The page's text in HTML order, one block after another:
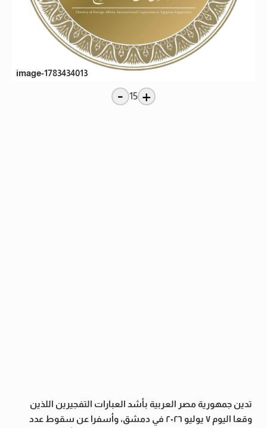
image-1783434013
+
15
-
تدين جمهورية مصر العربية بأشد العبارات التفجيرين اللذين
وقعا اليوم ٧ يوليو ٢٠٢٦ في دمشق، وأسفرا عن سقوط عدد